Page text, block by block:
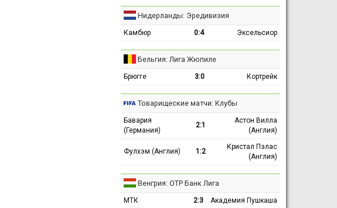
Нидерланды: Эредивизия
Камбюр 0:4 Эксельсиор
Бельгия: Лига Жюпиле
Брюгге 3:0 Кортрейк
Товарищеские матчи: Клубы
Бавария
(Германия)
2:1
Астон Вилла
(Англия)
Фулхэм (Англия) 1:2
Кристал Пэлас
(Англия)
Венгрия: ОТР Банк Лига
МТК 2:3 Академия Пушкаша